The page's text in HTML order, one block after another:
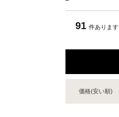
91 件あります
価格(安い順)